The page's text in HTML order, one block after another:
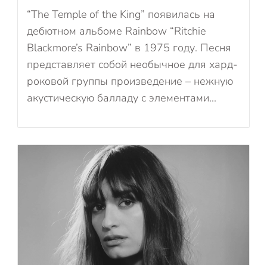
“The Temple of the King” появилась на
дебютном альбоме Rainbow “Ritchie
Blackmore’s Rainbow” в 1975 году. Песня
представляет собой необычное для хард-
роковой группы произведение – нежную
акустическую балладу с элементами...